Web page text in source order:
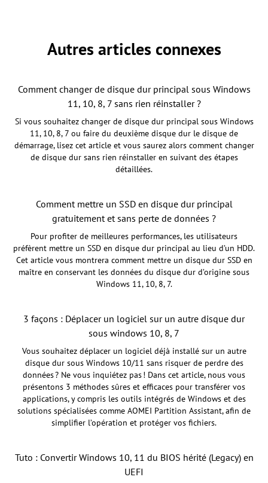
Autres articles connexes
Comment changer de disque dur principal sous Windows
11, 10, 8, 7 sans rien réinstaller ?
Si vous souhaitez changer de disque dur principal sous Windows
11, 10, 8, 7 ou faire du deuxième disque dur le disque de
démarrage, lisez cet article et vous saurez alors comment changer
de disque dur sans rien réinstaller en suivant des étapes
détaillées.
Comment mettre un SSD en disque dur principal
gratuitement et sans perte de données ?
Pour profiter de meilleures performances, les utilisateurs
préfèrent mettre un SSD en disque dur principal au lieu d’un HDD.
Cet article vous montrera comment mettre un disque dur SSD en
maître en conservant les données du disque dur d’origine sous
Windows 11, 10, 8, 7.
3 façons : Déplacer un logiciel sur un autre disque dur
sous windows 10, 8, 7
Vous souhaitez déplacer un logiciel déjà installé sur un autre
disque dur sous Windows 10/11 sans risquer de perdre des
données ? Ne vous inquiétez pas ! Dans cet article, nous vous
présentons 3 méthodes sûres et efficaces pour transférer vos
applications, y compris les outils intégrés de Windows et des
solutions spécialisées comme AOMEI Partition Assistant, afin de
simplifier l’opération et protéger vos fichiers.
Tuto : Convertir Windows 10, 11 du BIOS hérité (Legacy) en
UEFI